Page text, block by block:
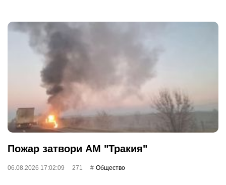
Пожар затвори АМ "Тракия"
06.08.2026 17:02:09 271 Общество